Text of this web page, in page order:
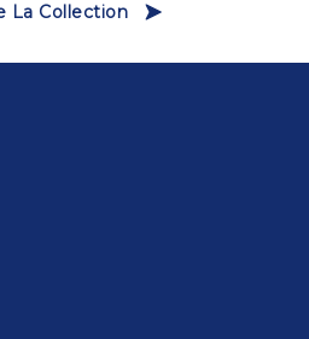
La Collection